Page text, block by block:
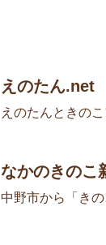
えのたん.net
えのたんときの
なかのきのこ
中野市から「き